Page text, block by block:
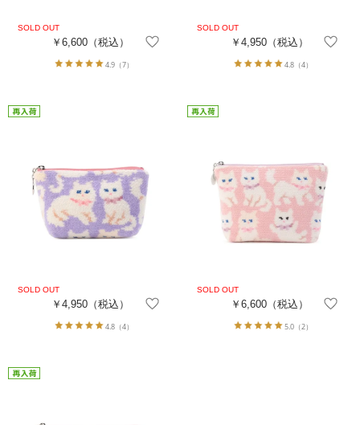
￥6,600 （税込）
4.9 （7）
￥4,950（税込）
4.8（4）
￥4,950 （税込）
4.8 （4）
￥6,600（税込）
5.0（2）